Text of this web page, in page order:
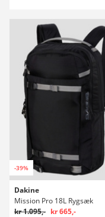
-39%
Dakine
Mission Pro 18L Rygsæk
kr 1.095,- kr 665,-